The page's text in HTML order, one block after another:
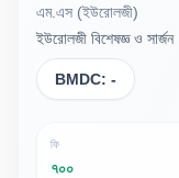
এম.এস (ইউরোলজী)
ইউরোলজী বিশেষজ্ঞ ও সার্জন
BMDC: -
ফি
৭০০